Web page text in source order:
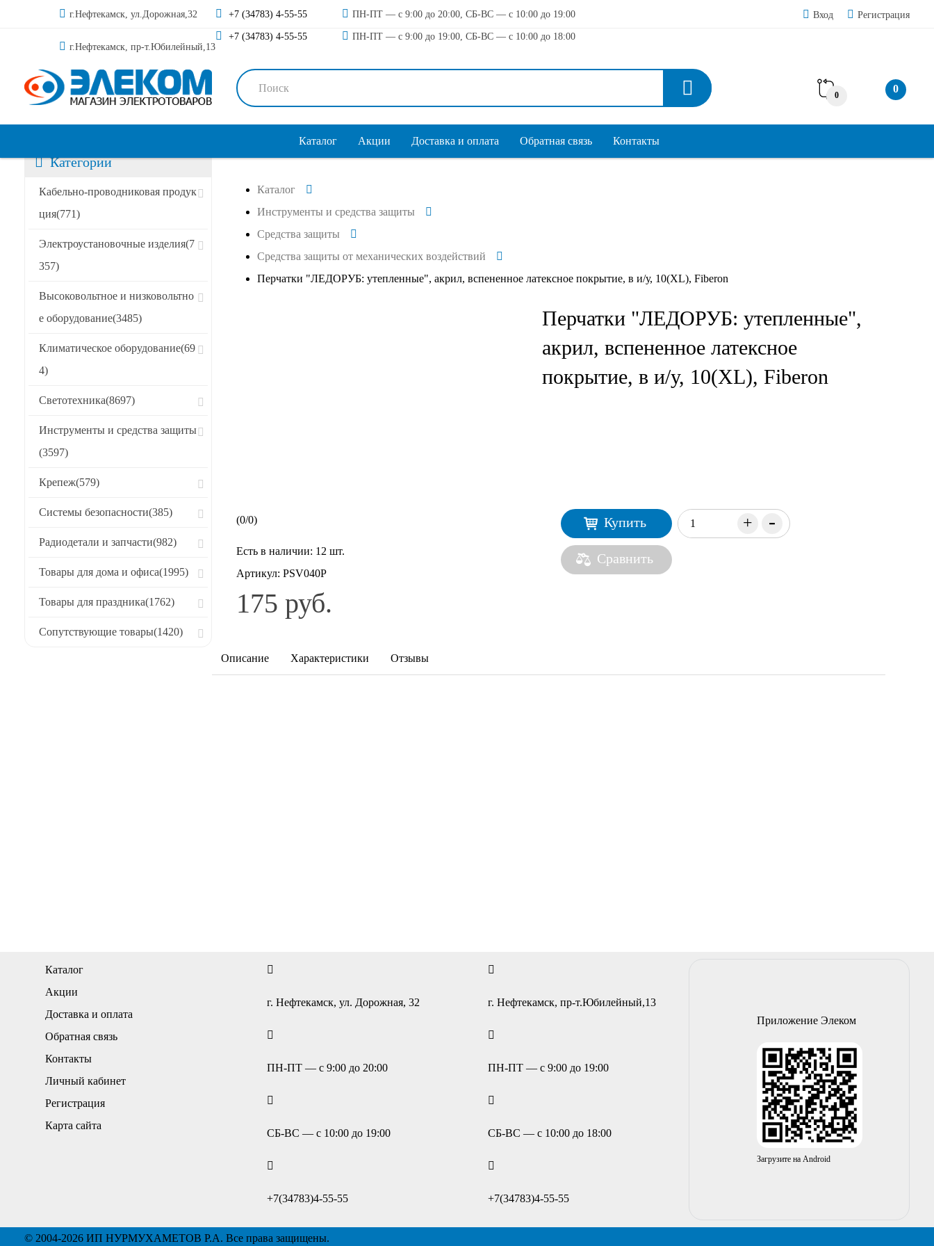
г.Нефтекамск, ул.Дорожная,32
г.Нефтекамск, пр-т.Юбилейный,13
+7 (34783) 4-55-55
+7 (34783) 4-55-55
ПН-ПТ — с 9:00 до 20:00, СБ-ВС — с 10:00 до 19:00
ПН-ПТ — с 9:00 до 19:00, СБ-ВС — с 10:00 до 18:00
Вход Регистрация
0
0
Каталог Акции Доставка и оплата Обратная связь Контакты
Категории
Кабельно-проводниковая продук
ция(771)
Электроустановочные изделия(7
357)
Высоковольтное и низковольтно
е оборудование(3485)
Климатическое оборудование(69
4)
Светотехника(8697)
Инструменты и средства защиты
(3597)
Крепеж(579)
Системы безопасности(385)
Радиодетали и запчасти(982)
Товары для дома и офиса(1995)
Товары для праздника(1762)
Сопутствующие товары(1420)
Каталог
Инструменты и средства защиты
Средства защиты
Средства защиты от механических воздействий
Перчатки "ЛЕДОРУБ: утепленные", акрил, вспененное латексное покрытие, в и/у, 10(XL), Fiberon
Перчатки "ЛЕДОРУБ: утепленные",
акрил, вспененное латексное
покрытие, в и/у, 10(XL), Fiberon
(0/0)
Есть в наличии: 12 шт.
Артикул: PSV040P
175 руб.
+ -
Купить
Сравнить
Описание Характеристики Отзывы
Каталог
Акции
Доставка и оплата
Обратная связь
Контакты
Личный кабинет
Регистрация
Карта сайта
г. Нефтекамск, ул. Дорожная, 32
ПН-ПТ — с 9:00 до 20:00
СБ-ВС — с 10:00 до 19:00
+7(34783)4-55-55
г. Нефтекамск, пр-т.Юбилейный,13
ПН-ПТ — с 9:00 до 19:00
СБ-ВС — с 10:00 до 18:00
+7(34783)4-55-55
Приложение Элеком
Загрузите на Android
© 2004-2026 ИП НУРМУХАМЕТОВ Р.А. Все права защищены.